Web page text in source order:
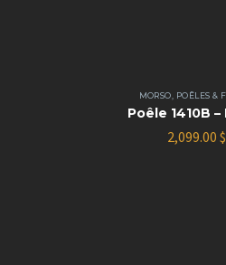
MORSO POÊLES &
Poêle 1410B –
2,099.00 $